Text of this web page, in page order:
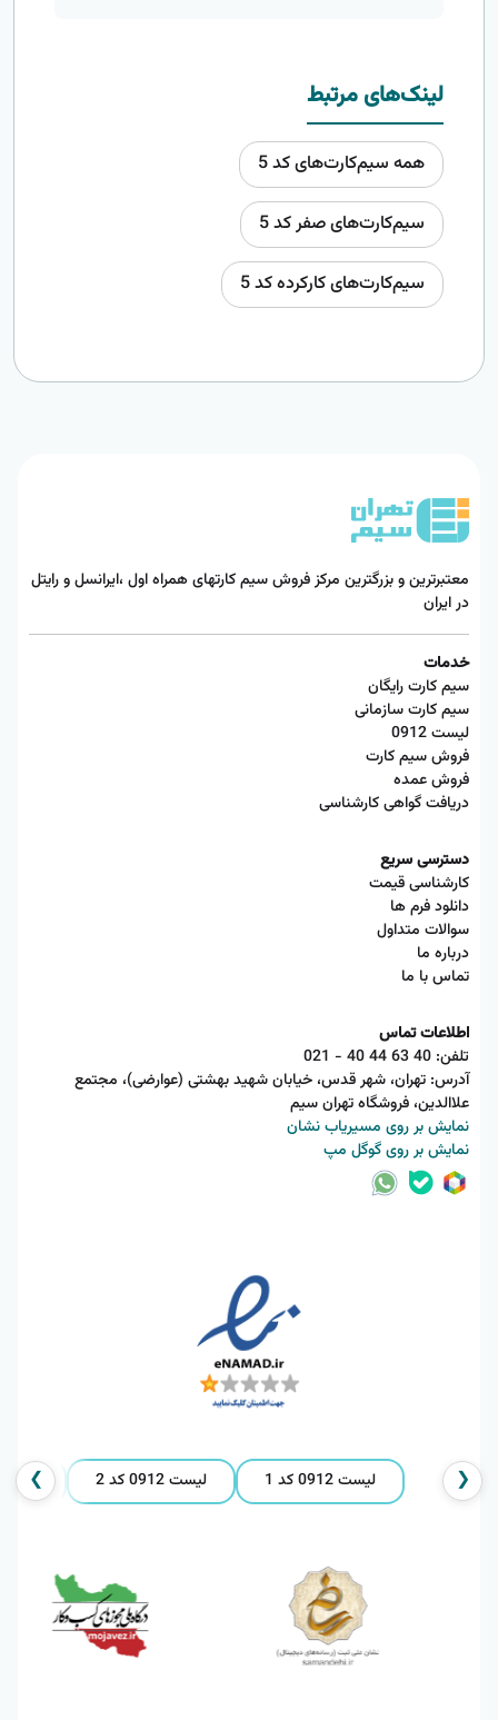
لینک‌های مرتبط
همه سیم‌کارت‌های کد 5
سیم‌کارت‌های صفر کد 5
سیم‌کارت‌های کارکرده کد 5
معتبرترین و بزرگترین مرکز فروش سیم کارتهای همراه اول ،ایرانسل و رایتل
در ایران
خدمات
سیم کارت رایگان
سیم کارت سازمانی
لیست 0912
فروش سیم کارت
فروش عمده
دریافت گواهی کارشناسی
دسترسی سریع
کارشناسی قیمت
دانلود فرم ها
سوالات متداول
درباره ما
تماس با ما
اطلاعات تماس
تلفن: 021 - 40 44 63 40
آدرس: تهران، شهر قدس، خیابان شهید بهشتی (عوارضی)، مجتمع
علاالدین، فروشگاه تهران سیم
نمایش بر روی مسیریاب نشان
نمایش بر روی گوگل مپ
❮ لیست 0912 کد 1 لیست 0912 کد 2 لیست 0912❯